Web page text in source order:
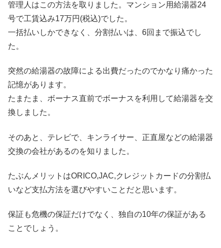
管理人はこの方法を取りました。マンション用給湯器24
号で工賃込み17万円(税込)でした。
一括払いしかできなく、分割払いは、6回まで振込でし
た。
突然の給湯器の故障による出費だったのでかなり痛かった
記憶があります。
たまたま、ボーナス直前でボーナスを利用して給湯器を交
換しました。
そのあと、テレビで、キンライサー、正直屋などの給湯器
交換の会社があるのを知りました。
たぶんメリットはORICO,JAC,クレジットカードの分割払
いなど支払方法を選びやすいことだと思います。
保証も危機の保証だけでなく、独自の10年の保証がある
ことでしょう。